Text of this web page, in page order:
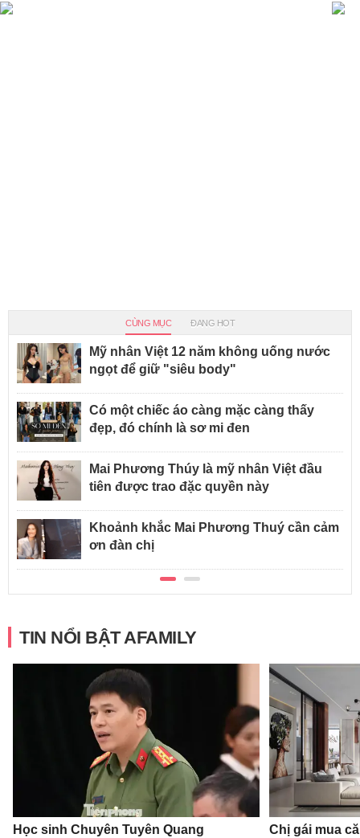
CÙNG MỤC ĐANG HOT
Mỹ nhân Việt 12 năm không uống nước
ngọt để giữ "siêu body"
Có một chiếc áo càng mặc càng thấy
đẹp, đó chính là sơ mi đen
Mai Phương Thúy là mỹ nhân Việt đầu
tiên được trao đặc quyền này
Khoảnh khắc Mai Phương Thuý cần cảm
ơn đàn chị
TIN NỔI BẬT AFAMILY
Học sinh Chuyên Tuyên Quang
Chị gái mua